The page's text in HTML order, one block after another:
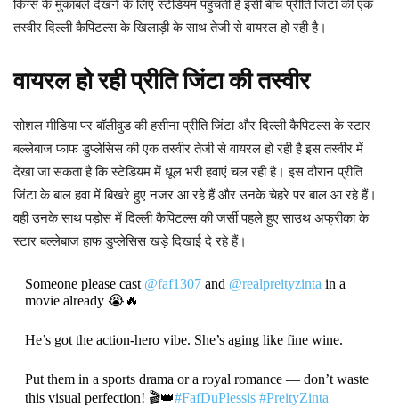
किंग्स के मुकाबले देखने के लिए स्टेडियम पहुंचती है इसी बीच प्रीति जिंटा की एक
तस्वीर दिल्ली कैपिटल्स के खिलाड़ी के साथ तेजी से वायरल हो रही है।
वायरल हो रही प्रीति जिंटा की तस्वीर
सोशल मीडिया पर बॉलीवुड की हसीना प्रीति जिंटा और दिल्ली कैपिटल्स के स्टार
बल्लेबाज फाफ डुप्लेसिस की एक तस्वीर तेजी से वायरल हो रही है इस तस्वीर में
देखा जा सकता है कि स्टेडियम में धूल भरी हवाएं चल रही है। इस दौरान प्रीति
जिंटा के बाल हवा में बिखरे हुए नजर आ रहे हैं और उनके चेहरे पर बाल आ रहे हैं।
वही उनके साथ पड़ोस में दिल्ली कैपिटल्स की जर्सी पहले हुए साउथ अफ्रीका के
स्टार बल्लेबाज हाफ डुप्लेसिस खड़े दिखाई दे रहे हैं।
Someone please cast @faf1307and @realpreityzinta in a
movie already 😭🔥
He’s got the action-hero vibe. She’s aging like fine wine.
Put them in a sports drama or a royal romance — don’t waste
this visual perfection! 🎬👑#FafDuPlessis #PreityZinta